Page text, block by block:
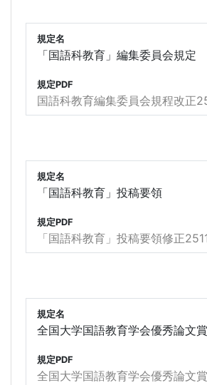
規定名
「国語科教育」編集委員会規定
規定PDF
国語科教育編集委員会規程改正
規定名
「国語科教育」投稿要領
規定PDF
「国語科教育」投稿要領修正
規定名
全国大学国語教育学会優秀論文
規定PDF
全国大学国語教育学会優秀論文